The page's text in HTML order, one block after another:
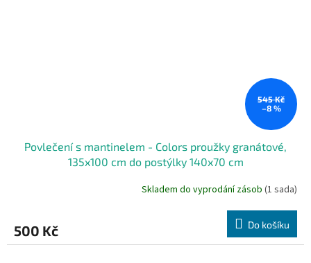
545 Kč
–8 %
Povlečení s mantinelem - Colors proužky granátové,
135x100 cm do postýlky 140x70 cm
Skladem do vyprodání zásob (1 sada)
500 Kč Do košíku